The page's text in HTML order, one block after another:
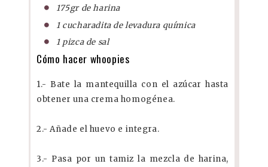
175gr de harina
1 cucharadita de levadura química
1 pizca de sal
Cómo hacer whoopies
1.- Bate la mantequilla con el azúcar hasta
obtener una crema homogénea.
2.- Añade el huevo e integra.
3.- Pasa por un tamiz la mezcla de harina,